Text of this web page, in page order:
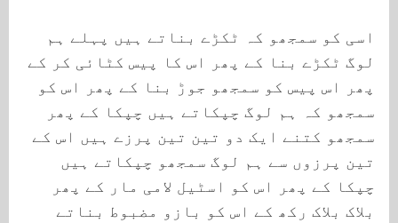
اسی کو سمجھو کہ ٹکڑے بناتے ہیں پہلے ہم
لوگ ٹکڑے بنا کے پھر اس کا پیس کٹائی کر کے
پھر اس پیس کو سمجھو جوڑ بنا کے پھر اس کو
سمجھو کہ ہم لوگ چپکاتے ہیں چپکا کے پھر
سمجھو کتنے ایک دو تین تین پرزے ہیں اس کے
تین پرزوں سے ہم لوگ سمجھو چپکاتے ہیں
چپکا کے پھر اس کو اسٹیل لامی مار کے پھر
بلاک بلاک رکھ کے اس کو بازو مضبوط بناتے